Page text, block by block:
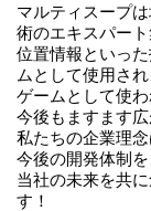
マルティスープ
術のエキスパー
位置情報といっ
ムとして使用さ
ゲームとして使
今後もますます広
私たちの企業理
今後の開発体制
当社の未来を共
す！